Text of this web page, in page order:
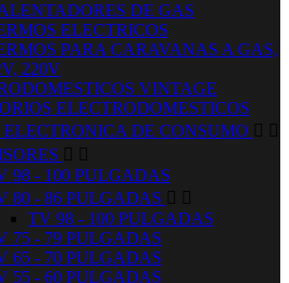
DE GAS
ELECTRICOS
PARA CARAVANAS A GAS,
220V
VINTAGE
ELECTRODOMESTICOS
DE CONSUMO  
 
98 - 100 PULGADAS
80 - 86 PULGADAS  
TV 98 - 100 PULGADAS
75 - 79 PULGADAS
65 - 70 PULGADAS
55 - 60 PULGADAS